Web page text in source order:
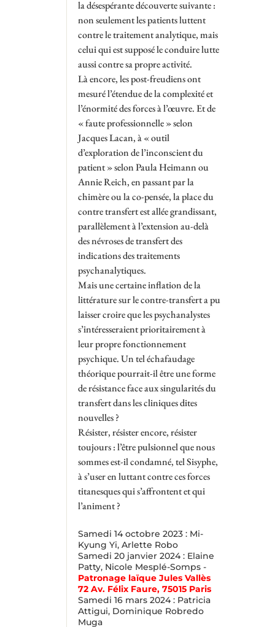
la désespérante découverte suivante :
non seulement les patients luttent
contre le traitement analytique, mais
celui qui est supposé le conduire lutte
aussi contre sa propre activité.
Là encore, les post-freudiens ont
mesuré l’étendue de la complexité et
l’énormité des forces à l’œuvre. Et de
« faute professionnelle » selon
Jacques Lacan, à « outil
d’exploration de l’inconscient du
patient » selon Paula Heimann ou
Annie Reich, en passant par la
chimère ou la co-pensée, la place du
contre transfert est allée grandissant,
parallèlement à l’extension au-delà
des névroses de transfert des
indications des traitements
psychanalytiques.
Mais une certaine inflation de la
littérature sur le contre-transfert a pu
laisser croire que les psychanalystes
s’intéresseraient prioritairement à
leur propre fonctionnement
psychique. Un tel échafaudage
théorique pourrait-il être une forme
de résistance face aux singularités du
transfert dans les cliniques dites
nouvelles ?
Résister, résister encore, résister
toujours : l’être pulsionnel que nous
sommes est-il condamné, tel Sisyphe,
à s’user en luttant contre ces forces
titanesques qui s’affrontent et qui
l’animent ?
Samedi 14 octobre 2023 : Mi-
Kyung Yi, Arlette Robo
Samedi 20 janvier 2024 : Elaine
Patty, Nicole Mesplé-Somps -
Patronage laïque Jules Vallès
72 Av. Félix Faure, 75015 Paris
Samedi 16 mars 2024 : Patricia
Attigui, Dominique Robredo
Muga